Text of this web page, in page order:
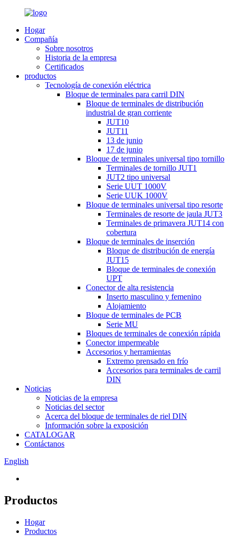
Hogar
Compañía
Sobre nosotros
Historia de la empresa
Certificados
productos
Tecnología de conexión eléctrica
Bloque de terminales para carril DIN
Bloque de terminales de distribución
industrial de gran corriente
JUT10
JUT11
13 de junio
17 de junio
Bloque de terminales universal tipo tornillo
Terminales de tornillo JUT1
JUT2 tipo universal
Serie UUT 1000V
Serie UUK 1000V
Bloque de terminales universal tipo resorte
Terminales de resorte de jaula JUT3
Terminales de primavera JUT14 con
cobertura
Bloque de terminales de inserción
Bloque de distribución de energía
JUT15
Bloque de terminales de conexión
UPT
Conector de alta resistencia
Inserto masculino y femenino
Alojamiento
Bloque de terminales de PCB
Serie MU
Bloques de terminales de conexión rápida
Conector impermeable
Accesorios y herramientas
Extremo prensado en frío
Accesorios para terminales de carril
DIN
Noticias
Noticias de la empresa
Noticias del sector
Acerca del bloque de terminales de riel DIN
Información sobre la exposición
CATALOGAR
Contáctanos
English
Productos
Hogar
Productos